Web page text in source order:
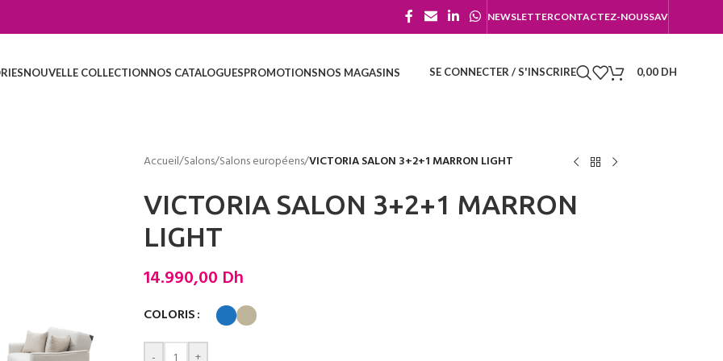
NEWSLETTERCONTACTEZ-NOUSSAV
NOUVELLE COLLECTIONNOS CATALOGUESPROMOTIONSNOS MAGASINS SE CONNECTER / S'INSCRIRE 0,00 DH
Accueil/Salons/Salons européens/VICTORIA SALON 3+2+1 MARRON LIGHT
VICTORIA SALON 3+2+1 MARRON
LIGHT
14.990,00 Dh
COLORIS